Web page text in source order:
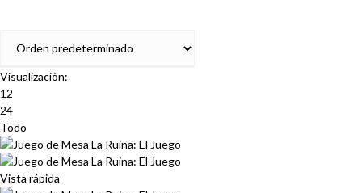
Visualización:
12
24
Todo
Vista rápida